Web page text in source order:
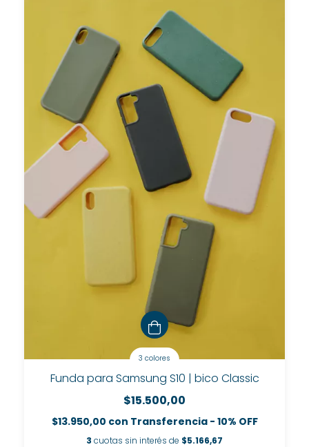
3 colores
Funda para Samsung S10 | bico Classic
$15.500,00
$13.950,00 con Transferencia - 10% OFF
3 cuotas sin interés de $5.166,67